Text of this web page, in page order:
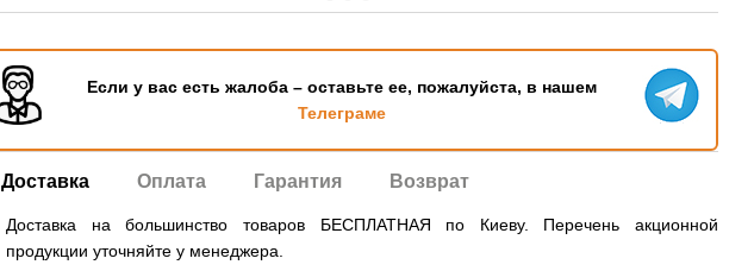
Если у вас есть жалоба – оставьте ее, пожалуйста, в нашем
Телеграме
Доставка Оплата Гарантия Возврат
Доставка на большинство товаров БЕСПЛАТНАЯ по Киеву. Перечень акционной
продукции уточняйте у менеджера.